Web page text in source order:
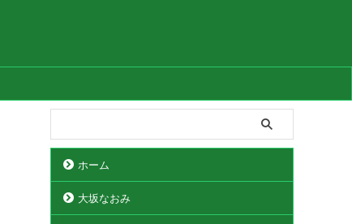
ホーム
大坂なおみ